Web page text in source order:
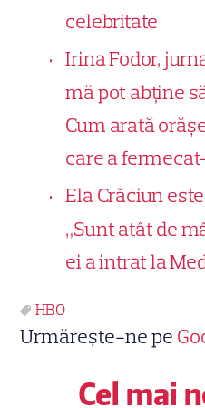
celebritate
Irina Fodor,
mă pot abține
Cum arată
care a
Ela Crăciun
„Sunt atât de
ei a intrat la
HBO
Urmărește-ne pe
Cel mai